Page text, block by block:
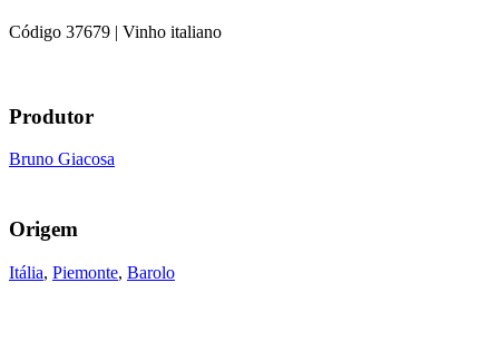
Código 37679 | Vinho italiano
Produtor
Bruno Giacosa
Origem
Itália, Piemonte, Barolo